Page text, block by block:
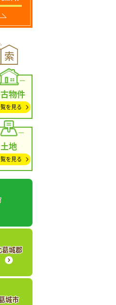
物件
を見る
土地
を見る
葛城郡
城市